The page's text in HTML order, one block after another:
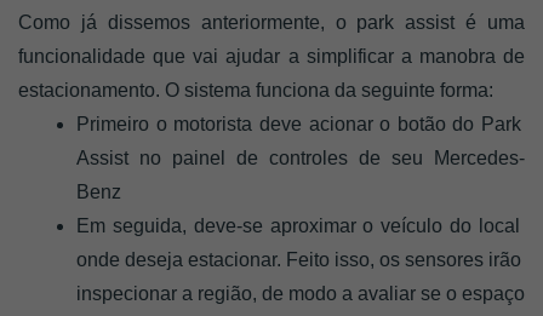
Como já dissemos anteriormente, o park assist é uma
funcionalidade que vai ajudar a simplificar a manobra de
estacionamento. O sistema funciona da seguinte forma:
Primeiro o motorista deve acionar o botão do Park
Assist no painel de controles de seu Mercedes-
Benz
Em seguida, deve-se aproximar o veículo do local
onde deseja estacionar. Feito isso, os sensores irão
inspecionar a região, de modo a avaliar se o espaço